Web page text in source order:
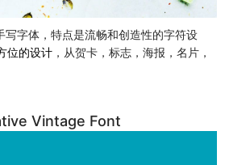
写字体，特点是流畅和创造性的字符设
位的设计 ，从贺卡，标志，海报，名片，
Vintage Font